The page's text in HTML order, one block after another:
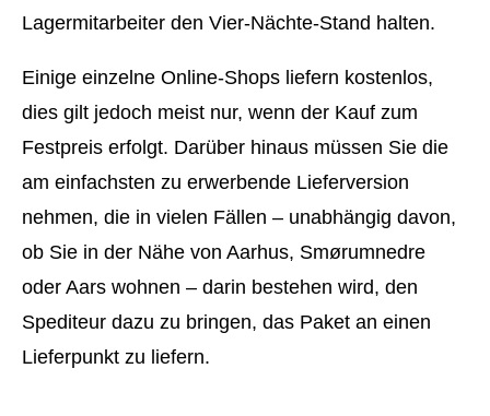
Lagermitarbeiter den Vier-Nächte-Stand halten.
Einige einzelne Online-Shops liefern kostenlos,
dies gilt jedoch meist nur, wenn der Kauf zum
Festpreis erfolgt. Darüber hinaus müssen Sie die
am einfachsten zu erwerbende Lieferversion
nehmen, die in vielen Fällen – unabhängig davon,
ob Sie in der Nähe von Aarhus, Smørumnedre
oder Aars wohnen – darin bestehen wird, den
Spediteur dazu zu bringen, das Paket an einen
Lieferpunkt zu liefern.